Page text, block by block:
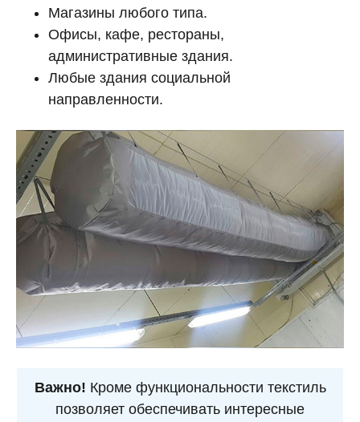
Магазины любого типа.
Офисы, кафе, рестораны,
административные здания.
Любые здания социальной
направленности.
Важно! Кроме функциональности текстиль
позволяет обеспечивать интересные